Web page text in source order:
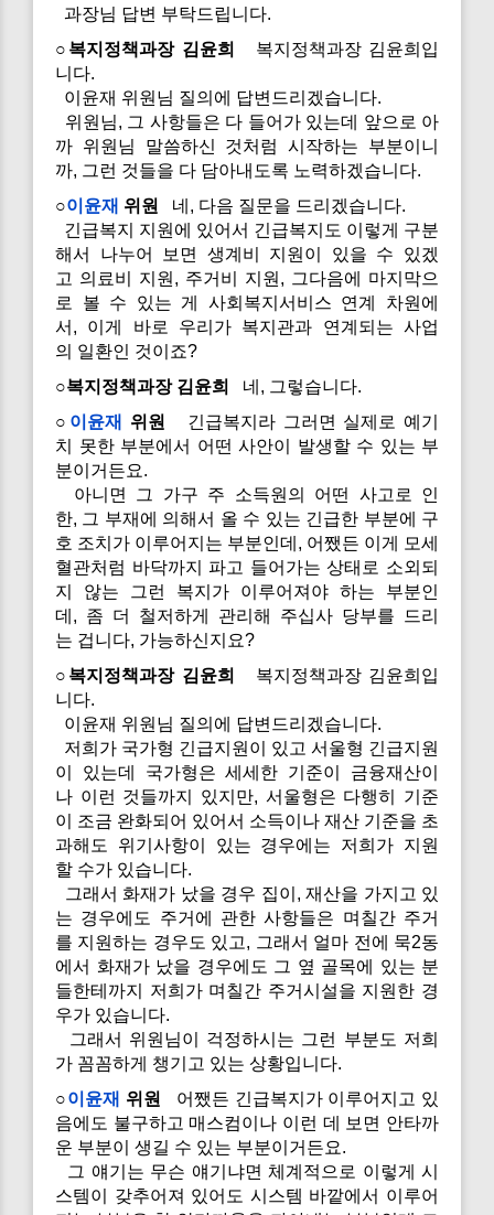
과장님 답변 부탁드립니다.
○복지정책과장 김윤희
복지정책과장 김윤희입
니다.
이윤재 위원님 질의에 답변드리겠습니다.
위원님, 그 사항들은 다 들어가 있는데 앞으로 아
까 위원님 말씀하신 것처럼 시작하는 부분이니
까, 그런 것들을 다 담아내도록 노력하겠습니다.
○이윤재 위원
네, 다음 질문을 드리겠습니다.
긴급복지 지원에 있어서 긴급복지도 이렇게 구분
해서 나누어 보면 생계비 지원이 있을 수 있겠
고 의료비 지원, 주거비 지원, 그다음에 마지막으
로 볼 수 있는 게 사회복지서비스 연계 차원에
서, 이게 바로 우리가 복지관과 연계되는 사업
의 일환인 것이죠?
○복지정책과장 김윤희
네, 그렇습니다.
○ 이윤재 위원
긴급복지라 그러면 실제로 예기
치 못한 부분에서 어떤 사안이 발생할 수 있는 부
분이거든요.
아니면 그 가구 주 소득원의 어떤 사고로 인
한, 그 부재에 의해서 올 수 있는 긴급한 부분에 구
호 조치가 이루어지는 부분인데, 어쨌든 이게 모세
혈관처럼 바닥까지 파고 들어가는 상태로 소외되
지 않는 그런 복지가 이루어져야 하는 부분인
데, 좀 더 철저하게 관리해 주십사 당부를 드리
는 겁니다, 가능하신지요?
○복지정책과장 김윤희
복지정책과장 김윤희입
니다.
이윤재 위원님 질의에 답변드리겠습니다.
저희가 국가형 긴급지원이 있고 서울형 긴급지원
이 있는데 국가형은 세세한 기준이 금융재산이
나 이런 것들까지 있지만, 서울형은 다행히 기준
이 조금 완화되어 있어서 소득이나 재산 기준을 초
과해도 위기사항이 있는 경우에는 저희가 지원
할 수가 있습니다.
그래서 화재가 났을 경우 집이, 재산을 가지고 있
는 경우에도 주거에 관한 사항들은 며칠간 주거
를 지원하는 경우도 있고, 그래서 얼마 전에 묵2동
에서 화재가 났을 경우에도 그 옆 골목에 있는 분
들한테까지 저희가 며칠간 주거시설을 지원한 경
우가 있습니다.
그래서 위원님이 걱정하시는 그런 부분도 저희
가 꼼꼼하게 챙기고 있는 상황입니다.
○이윤재 위원
어쨌든 긴급복지가 이루어지고 있
음에도 불구하고 매스컴이나 이런 데 보면 안타까
운 부분이 생길 수 있는 부분이거든요.
그 얘기는 무슨 얘기냐면 체계적으로 이렇게 시
스템이 갖추어져 있어도 시스템 바깥에서 이루어